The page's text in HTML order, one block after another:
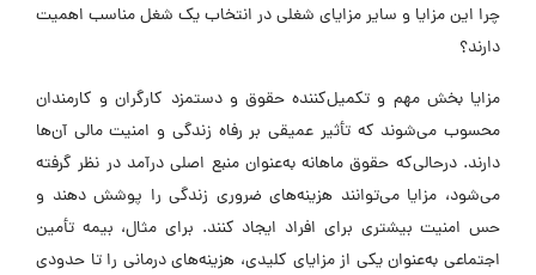
چرا این مزایا و سایر مزایای شغلی در انتخاب یک شغل مناسب اهمیت
دارند؟
مزایا بخش مهم و تکمیل‌کننده حقوق و دستمزد کارگران و کارمندان
محسوب می‌شوند که تأثیر عمیقی بر رفاه زندگی و امنیت مالی آن‌ها
دارند. درحالی‌که حقوق ماهانه به‌عنوان منبع اصلی درآمد در نظر گرفته
می‌شود، مزایا می‌توانند هزینه‌های ضروری زندگی را پوشش دهند و
حس امنیت بیشتری برای افراد ایجاد کنند. برای مثال، بیمه تأمین
اجتماعی به‌عنوان یکی از مزایای کلیدی، هزینه‌های درمانی را تا حدودی